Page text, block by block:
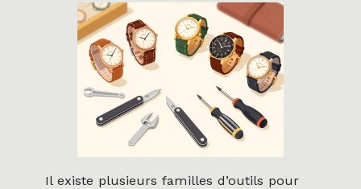
Il existe plusieurs familles d’outils pour